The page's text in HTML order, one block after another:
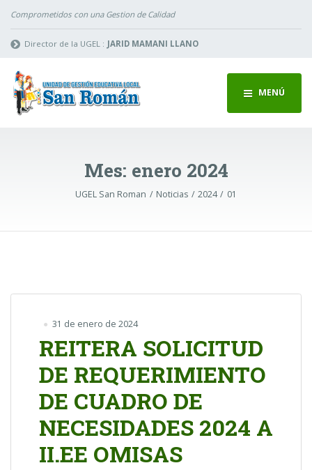
Comprometidos con una Gestion de Calidad
Director de la UGEL : JARID MAMANI LLANO
MENÚ
Mes: enero 2024
UGEL San Roman Noticias 2024 01
31 de enero de 2024
REITERA SOLICITUD
DE REQUERIMIENTO
DE CUADRO DE
NECESIDADES 2024 A
II.EE OMISAS